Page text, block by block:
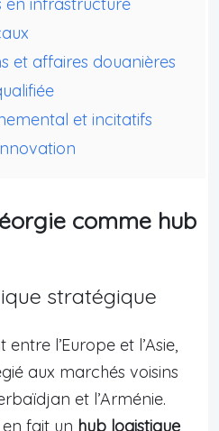
et affaires douanières
et incitatifs
comme hub
stratégique
l’Europe et l’Asie,
aux marchés voisins
et l’Arménie.
fait un hub logistique